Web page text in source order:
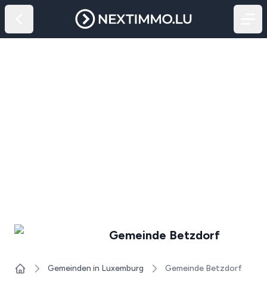
Gemeinde Betzdorf
Gemeinden in Luxemburg Gemeinde Betzdorf